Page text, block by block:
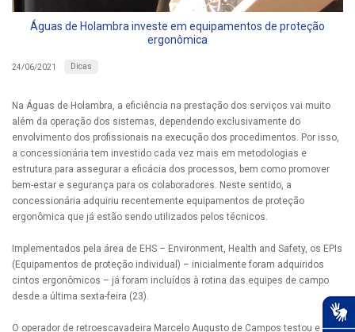
Águas de Holambra investe em equipamentos de proteção
ergonômica
24/06/2021 Dicas
Na Águas de Holambra, a eficiência na prestação dos serviços vai muito
além da operação dos sistemas, dependendo exclusivamente do
envolvimento dos profissionais na execução dos procedimentos. Por isso,
a concessionária tem investido cada vez mais em metodologias e
estrutura para assegurar a eficácia dos processos, bem como promover
bem-estar e segurança para os colaboradores. Neste sentido, a
concessionária adquiriu recentemente equipamentos de proteção
ergonômica que já estão sendo utilizados pelos técnicos.
Implementados pela área de EHS – Environment, Health and Safety, os EPIs
(Equipamentos de proteção individual) – inicialmente foram adquiridos
cintos ergonômicos – já foram incluídos à rotina das equipes de campo
desde a última sexta-feira (23).
O operador de retroescavadeira Marcelo Augusto de Campos testou e